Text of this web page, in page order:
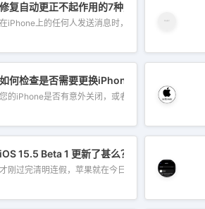
修复自动更正不起作用的7种方法无法在
在iPhone上的任何人发送消息时，输入单...
调查
如何检查是否需要更换iPhone电池
您的iPhone是否有意外关闭，或者您是否...
暗码技能
iOS 15.5 Beta 1 更新了甚么？7个值得注重重
才刚过完清明连假，苹果就在今日（6）凌...